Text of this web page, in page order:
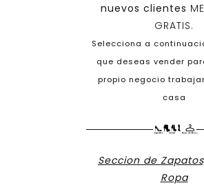
nuevos clientes
GRATIS.
Selecciona a
que deseas vender
propio negocio
casa
Seccion de
Ropa